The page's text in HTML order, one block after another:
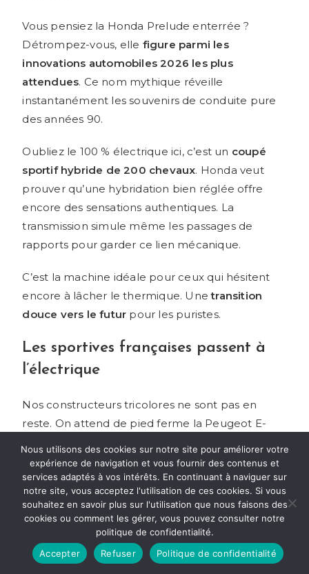
Vous pensiez la Honda Prelude enterrée ?
Détrompez-vous, elle figure parmi les
innovations automobiles 2026 les plus
attendues. Ce nom mythique réveille
instantanément les souvenirs de conduite pure
des années 90.
Oubliez le 100 % électrique ici, c’est un coupé
sportif hybride de 200 chevaux. Honda veut
prouver qu’une hybridation bien réglée offre
encore des sensations authentiques. La
transmission simule même les passages de
rapports pour garder ce lien mécanique.
C’est la machine idéale pour ceux qui hésitent
encore à lâcher le thermique. Unetransition
douce vers le futur pour les puristes.
Les sportives françaises passent à
l’électrique
Nos constructeurs tricolores ne sont pas en
reste. On attend de pied ferme la Peugeot E-
future Alpine A110 électrique. C’est untournant
majeur pour l’industrie nationale.
Le vrai casse-tête, c’est le poids des batteries
face à l’agilité historique. Alpine vise moins de
1,45 tonne, un pari technique osé. Si ça marche,
le plaisir de conduite survivra à l’électrification.
Nous utilisons des cookies sur notre site pour améliorer votre
expérience de navigation et vous fournir des contenus et
services adaptés à vos intérêts. En continuant à naviguer sur
notre site, vous acceptez l'utilisation de ces cookies. Si vous
souhaitez en savoir plus sur l'utilisation que nous faisons des
cookies ou comment les gérer, vous pouvez consulter notre
politique de confidentialité.
Accepter
Refuser Politique de confidentialité